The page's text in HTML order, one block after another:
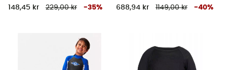
148,45 kr 229,00 kr -35% 688,94 kr 1149,00 kr -40%